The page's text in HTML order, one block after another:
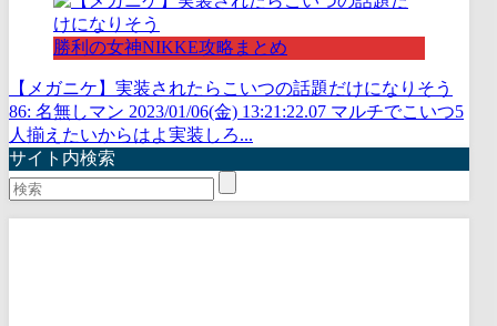
勝利の女神NIKKE攻略まとめ
【メガニケ】実装されたらこいつの話題だけになりそう
86: 名無しマン 2023/01/06(金) 13:21:22.07 マルチでこいつ5
人揃えたいからはよ実装しろ...
サイト内検索